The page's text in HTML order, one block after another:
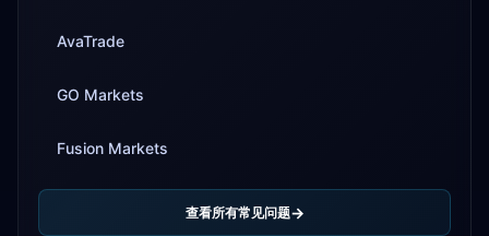
AvaTrade
GO Markets
Fusion Markets
查看所有常见问题